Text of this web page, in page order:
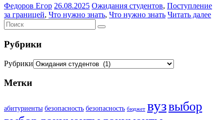
Федоров Егор 26.08.2025 Ожидания студентов, Поступление
за границей, Что нужно знать, Что нужно знать Читать далее
Рубрики
Рубрики
Метки
абитуриенты безопасность безопасность бюджет вузвыбор